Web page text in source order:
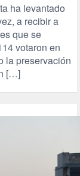
ha levantado
a recibir a
que se
votaron en
la preservación
[…]